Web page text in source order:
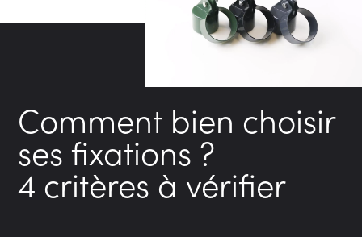
Comment bien choisir
ses fixations ?
4 critères à vérifier